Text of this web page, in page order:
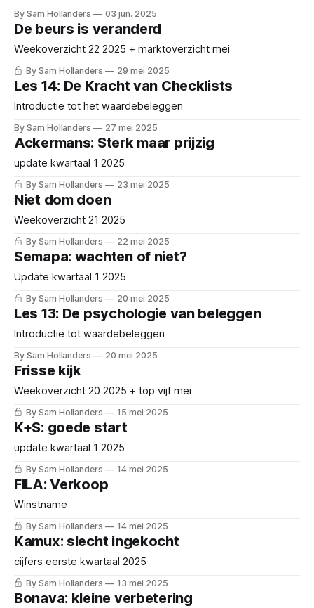
By Sam Hollanders 03 jun. 2025
De beurs is veranderd
Weekoverzicht 22 2025 + marktoverzicht mei
By Sam Hollanders 29 mei 2025
Les 14: De Kracht van Checklists
Introductie tot het waardebeleggen
By Sam Hollanders 27 mei 2025
Ackermans: Sterk maar prijzig
update kwartaal 1 2025
By Sam Hollanders 23 mei 2025
Niet dom doen
Weekoverzicht 21 2025
By Sam Hollanders 22 mei 2025
Semapa: wachten of niet?
Update kwartaal 1 2025
By Sam Hollanders 20 mei 2025
Les 13: De psychologie van beleggen
Introductie tot waardebeleggen
By Sam Hollanders 20 mei 2025
Frisse kijk
Weekoverzicht 20 2025 + top vijf mei
By Sam Hollanders 15 mei 2025
K+S: goede start
update kwartaal 1 2025
By Sam Hollanders 14 mei 2025
FILA: Verkoop
Winstname
By Sam Hollanders 14 mei 2025
Kamux: slecht ingekocht
cijfers eerste kwartaal 2025
By Sam Hollanders 13 mei 2025
Bonava: kleine verbetering